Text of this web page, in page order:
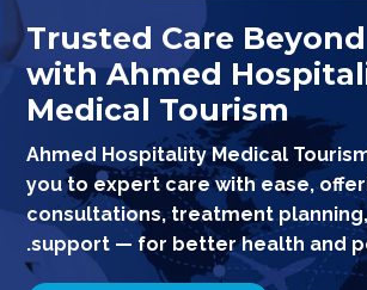
Trusted Care
with Ahmed
Medical Tourism
Ahmed Hospitality Medical
you to expert care with ease,
consultations, treatment
support — for better health and